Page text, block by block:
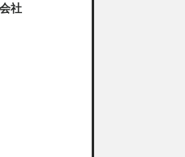
社